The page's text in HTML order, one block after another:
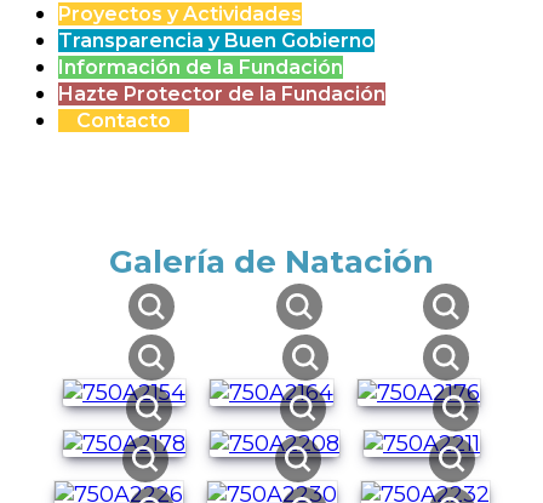
Proyectos y Actividades
Transparencia y Buen Gobierno
Información de la Fundación
Hazte Protector de la Fundación
Contacto
Galería de Natación